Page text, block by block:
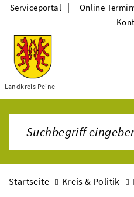
Themen
Landkreis Peine
Serviceportal | Online
Startseite Kreis & Politik